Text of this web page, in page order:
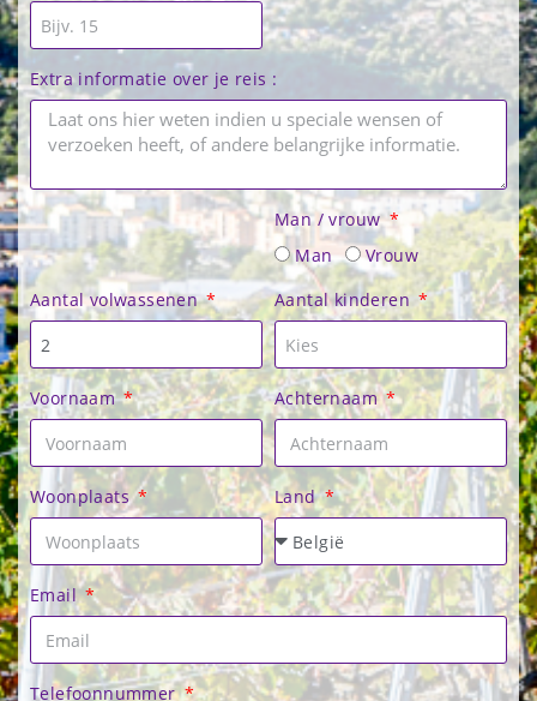
Extra informatie over je reis :
Man / vrouw
Man
Vrouw
Aantal volwassenen
Aantal kinderen
Voornaam Achternaam
Woonplaats Land
Email
Telefoonnummer